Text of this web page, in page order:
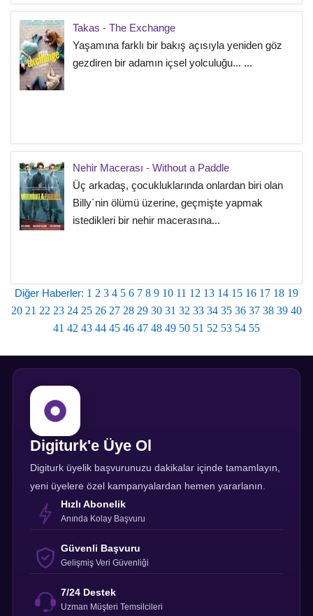
Takas - The Exchange
Yaşamına farklı bir bakış açısıyla yeniden göz
gezdiren bir adamın içsel yolculuğu... ...
Nehir Macerası - Without a Paddle
Üç arkadaş, çocukluklarında onlardan biri olan
Billy´nin ölümü üzerine, geçmişte yapmak
istedikleri bir nehir macerasına...
Diğer Haberler: 1 2 3 4 5 6 7 8 9 10 11 12 13 14 15 16 17 18 19
20 21 22 23 24 25 26 27 28 29 30 31 32 33 34 35 36 37 38 39 40
41 42 43 44 45 46 47 48 49 50 51 52 53 54 55
Digiturk'e Üye Ol
Digiturk üyelik başvurunuzu dakikalar içinde tamamlayın,
yeni üyelere özel kampanyalardan hemen yararlanın.
Hızlı Abonelik
Anında Kolay Başvuru
Güvenli Başvuru
Gelişmiş Veri Güvenliği
7/24 Destek
Uzman Müşteri Temsilcileri